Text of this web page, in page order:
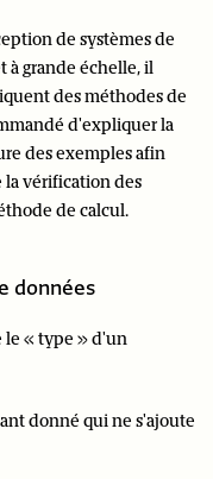
de systèmes de
à grande échelle, il
des méthodes de
d'expliquer la
des exemples afin
la vérification des
de calcul.
données
le « type » d'un
donné qui ne s'ajoute